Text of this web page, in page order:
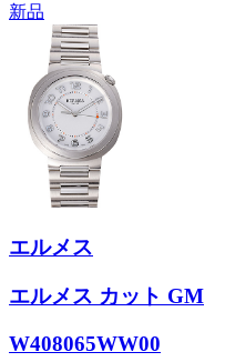
新品
エルメス
エルメス カット GM
W408065WW00